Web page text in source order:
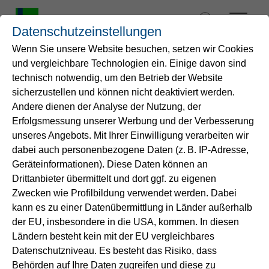
springen
Startseite
Wasser
Service
Energie
B2B-Lösungen
Unternehmen
Starkregen – Stresstest
Datenschutzeinstellungen
Wenn Sie unsere Website besuchen, setzen wir Cookies
und vergleichbare Technologien ein. Einige davon sind
technisch notwendig, um den Betrieb der Website
sicherzustellen und können nicht deaktiviert werden.
Andere dienen der Analyse der Nutzung, der
Erfolgsmessung unserer Werbung und der Verbesserung
unseres Angebots. Mit Ihrer Einwilligung verarbeiten wir
dabei auch personenbezogene Daten (z. B. IP-Adresse,
Geräteinformationen). Diese Daten können an
Drittanbieter übermittelt und dort ggf. zu eigenen
Zwecken wie Profilbildung verwendet werden. Dabei
kann es zu einer Datenübermittlung in Länder außerhalb
der EU, insbesondere in die USA, kommen. In diesen
Ländern besteht kein mit der EU vergleichbares
Datenschutzniveau. Es besteht das Risiko, dass
Behörden auf Ihre Daten zugreifen und diese zu